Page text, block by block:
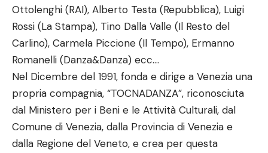
Ottolenghi (RAI), Alberto Testa (Repubblica), Luigi
Rossi (La Stampa), Tino Dalla Valle (Il Resto del
Carlino), Carmela Piccione (Il Tempo), Ermanno
Romanelli (Danza&Danza) ecc….
Nel Dicembre del 1991, fonda e dirige a Venezia una
propria compagnia, “TOCNADANZA”, riconosciuta
dal Ministero per i Beni e le Attività Culturali, dal
Comune di Venezia, dalla Provincia di Venezia e
dalla Regione del Veneto, e crea per questa